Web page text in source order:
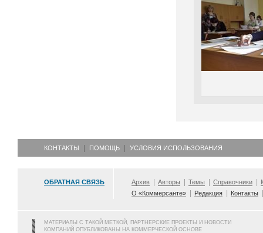
КОНТАКТЫ ПОМОЩЬ УСЛОВИЯ ИСПОЛЬЗОВАНИЯ
ОБРАТНАЯ СВЯЗЬ Архив Авторы Темы Справочники
О «Коммерсанте»
Редакция Контакты
МАТЕРИАЛЫ С ТАКОЙ МЕТКОЙ, ПАРТНЕРСКИЕ ПРОЕКТЫ И НОВОСТИ
КОМПАНИЙ ОПУБЛИКОВАНЫ НА КОММЕРЧЕСКОЙ ОСНОВЕ